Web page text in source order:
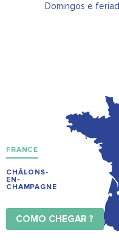
Domingos e
FRANCE
CHÂLONS-
EN-
CHAMPAGNE
COMO CHEGAR ?